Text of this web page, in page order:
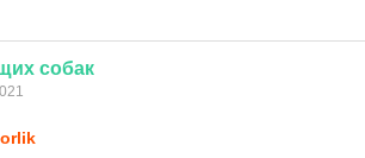
собак
orlik